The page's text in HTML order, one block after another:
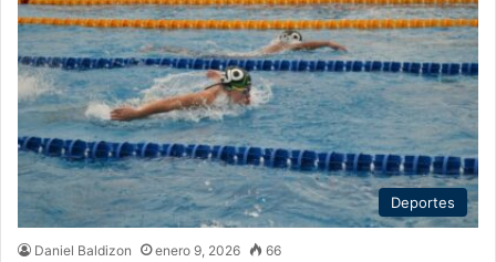
Deportes
Daniel Baldizon enero 9, 2026 66